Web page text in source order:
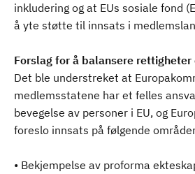
inkludering og at EUs sosiale fond
å yte støtte til innsats i
Forslag for å balansere
Det ble understreket at
medlemsstatene har et felles
bevegelse av personer i EU, og
foreslo innsats på følgende
• Bekjempelse av proforma